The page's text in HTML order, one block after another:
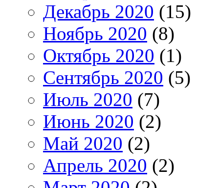
Декабрь 2020 (15)
Ноябрь 2020 (8)
Октябрь 2020 (1)
Сентябрь 2020 (5)
Июль 2020 (7)
Июнь 2020 (2)
Май 2020 (2)
Апрель 2020 (2)